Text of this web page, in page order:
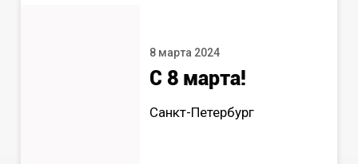
8 марта 2024
С 8 марта!
Санкт-Петербург